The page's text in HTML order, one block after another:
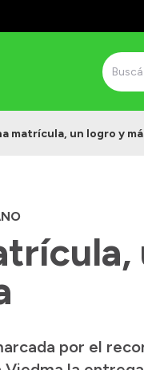
matrícula, un logro y
por el